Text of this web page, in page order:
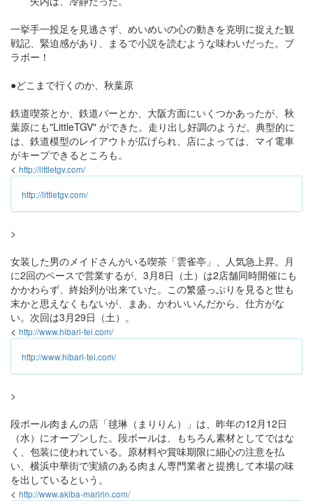
一挙手一投足を見逃さず、めいめいの心の動きを克明に捉えた観
戦記、緊迫感があり、まるで小説を読むような味わいだった。ブ
ラボー！
●どこまで行くのか、秋葉原
鉄道喫茶とか、鉄道バーとか、大阪方面にいくつかあったが、秋
葉原にも"LittleTGV" ができた。走り出し好調のようだ。典型的に
は、鉄道模型のレイアウトが広げられ、店によっては、マイ電車
がキープできるところも。
< http://littletgv.com/
http://littletgv.com/
>
女装した男のメイドさんがいる喫茶「雲雀亭」、人気急上昇。月
に2回のペースで営業するが、3月8日（土）は2店舗同時開催にも
かかわらず、終始列が出来ていた。この繁盛っぷりを見ると世も
末かと思えなくもないが、まあ、かわいいんだから、仕方がな
い。次回は3月29日（土）。
< http://www.hibari-tei.com/
http://www.hibari-tei.com/
>
段ボール肉まんの店「毬琳（まりりん）」は、昨年の12月12日
（水）にオープンした。段ボールは、もちろん素材としてではな
く、包装に使われている。原材料や賞味期限に細心の注意を払
い、横浜中華街で実績のある肉まん専門業者と提携して本場の味
を出しているという。
< http://www.akiba-maririn.com/